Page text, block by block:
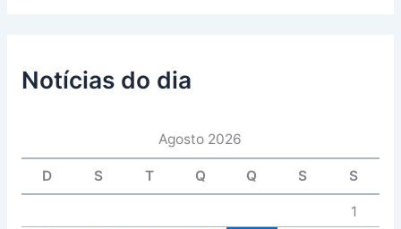
Notícias do dia
Agosto 2026
D S T Q Q S S
1